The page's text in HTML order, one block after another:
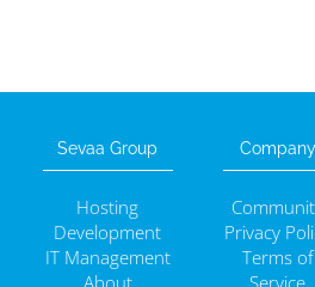
Sevaa Group
Hosting
Development
IT Management
Company
Privacy
Terms of